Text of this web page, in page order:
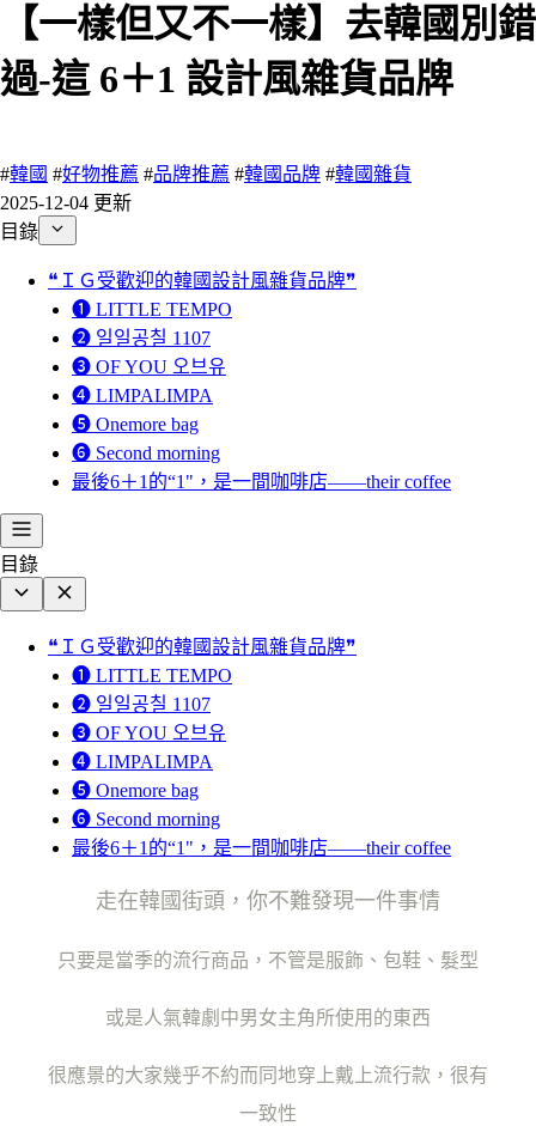
【一樣但又不一樣】去韓國別錯
過-這 6＋1 設計風雜貨品牌
#韓國 #好物推薦 #品牌推薦 #韓國品牌 #韓國雜貨
2025-12-04 更新
目錄
❝ＩＧ受歡迎的韓國設計風雜貨品牌❞
❶ LITTLE TEMPO
❷ 일일공칠 1107
❸ OF YOU 오브유
❹ LIMPALIMPA
❺ Onemore bag
❻ Second morning
最後6＋1的“1"，是一間咖啡店——their coffee
目錄
❝ＩＧ受歡迎的韓國設計風雜貨品牌❞
❶ LITTLE TEMPO
❷ 일일공칠 1107
❸ OF YOU 오브유
❹ LIMPALIMPA
❺ Onemore bag
❻ Second morning
最後6＋1的“1"，是一間咖啡店——their coffee
走在韓國街頭，你不難發現一件事情
只要是當季的流行商品，不管是服飾、包鞋、髮型
或是人氣韓劇中男女主角所使用的東西
很應景的大家幾乎不約而同地穿上戴上流行款，很有
一致性